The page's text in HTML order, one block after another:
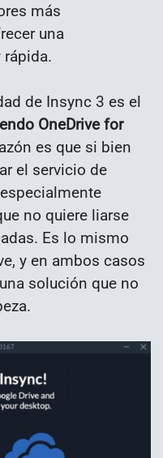
más
una
de Insync 3 es el
OneDrive for
es que si bien
el servicio de
no quiere liarse
Es lo mismo
y en ambos casos
solución que no